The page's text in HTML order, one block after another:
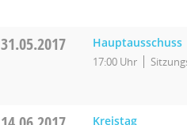
31.05.2017 Hauptausschuss
17:00 Uhr
Kreistag